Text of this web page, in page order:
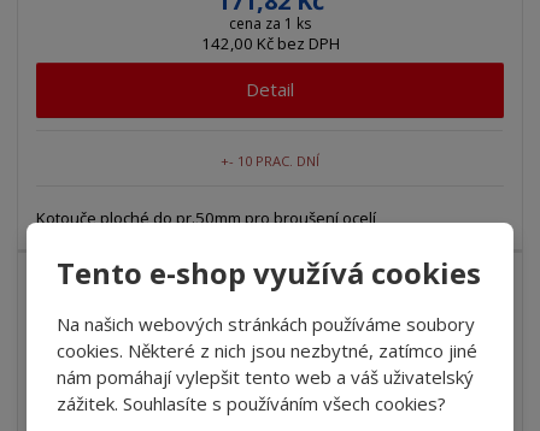
Tento e-shop využívá cookies
Na našich webových stránkách používáme soubory
cookies. Některé z nich jsou nezbytné, zatímco jiné
nám pomáhají vylepšit tento web a váš uživatelský
zážitek. Souhlasíte s používáním všech cookies?
cena za 1 ks
142,00 Kč bez DPH
Detail
+- 10 PRAC. DNÍ
Kotouče ploché do pr.50mm pro broušení ocelí
-